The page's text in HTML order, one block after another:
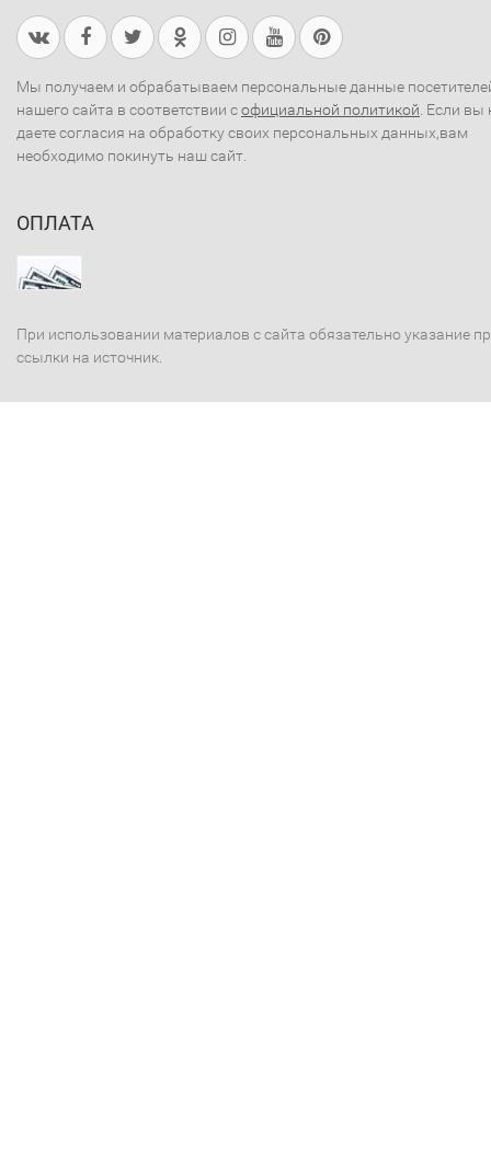
Мы получаем и обрабатываем персональные данные
нашего сайта в соответствии софициальной политикой . Если вы
даете согласия на обработку своих персональных данных,вам
необходимо покинуть наш сайт.
ОПЛАТА
При использовании материалов с сайта обязательно указание
ссылки на источник.